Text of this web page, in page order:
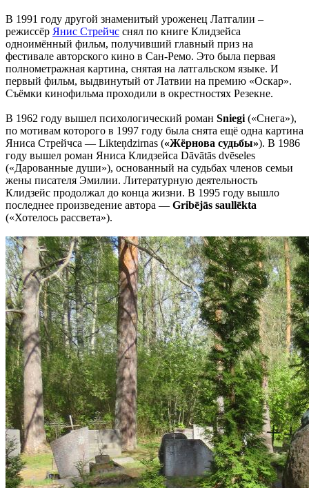
В 1991 году другой знаменитый уроженец Латгалии –
режиссёр Янис Стрейчc снял по книге Клидзейса
одноимённый фильм, получивший главный приз на
фестивале авторского кино в Сан-Ремо. Это была первая
полнометражная картина, снятая на латгальском языке. И
первый фильм, выдвинутый от Латвии на премию «Оскар».
Съёмки кинофильма проходили в окрестностях Резекне.
В 1962 году вышел психологический роман Sniegi («Снега»),
по мотивам которого в 1997 году была снята ещё одна картина
Яниса Стрейчcа — Likteņdzirnas («Жёрнова судьбы»). В 1986
году вышел роман Яниса Клидзейса Dāvātās dvēseles
(«Дарованные души»), основанный на судьбах членов семьи
жены писателя Эмилии. Литературную деятельность
Клидзейс продолжал до конца жизни. В 1995 году вышло
последнее произведение автора — Gribējās saullēkta
(«Хотелось рассвета»).